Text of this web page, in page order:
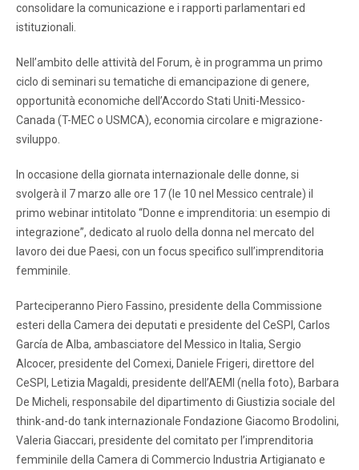
consolidare la comunicazione e i rapporti parlamentari ed
istituzionali.
Nell’ambito delle attività del Forum, è in programma un primo
ciclo di seminari su tematiche di emancipazione di genere,
opportunità economiche dell’Accordo Stati Uniti-Messico-
Canada (T-MEC o USMCA), economia circolare e migrazione-
sviluppo.
In occasione della giornata internazionale delle donne, si
svolgerà il 7 marzo alle ore 17 (le 10 nel Messico centrale) il
primo webinar intitolato “Donne e imprenditoria: un esempio di
integrazione”, dedicato al ruolo della donna nel mercato del
lavoro dei due Paesi, con un focus specifico sull’imprenditoria
femminile.
Parteciperanno Piero Fassino, presidente della Commissione
esteri della Camera dei deputati e presidente del CeSPI, Carlos
García de Alba, ambasciatore del Messico in Italia, Sergio
Alcocer, presidente del Comexi, Daniele Frigeri, direttore del
CeSPI, Letizia Magaldi, presidente dell’AEMI (nella foto), Barbara
De Micheli, responsabile del dipartimento di Giustizia sociale del
think-and-do tank internazionale Fondazione Giacomo Brodolini,
Valeria Giaccari, presidente del comitato per l’imprenditoria
femminile della Camera di Commercio Industria Artigianato e